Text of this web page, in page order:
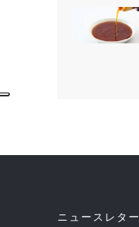
ニュースレター